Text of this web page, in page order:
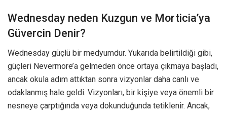
Wednesday neden Kuzgun ve Morticia’ya
Güvercin Denir?
Wednesday güçlü bir medyumdur. Yukarıda belirtildiği gibi,
güçleri Nevermore’a gelmeden önce ortaya çıkmaya başladı,
ancak okula adım attıktan sonra vizyonlar daha canlı ve
odaklanmış hale geldi. Vizyonları, bir kişiye veya önemli bir
nesneye çarptığında veya dokunduğunda tetiklenir. Ancak,